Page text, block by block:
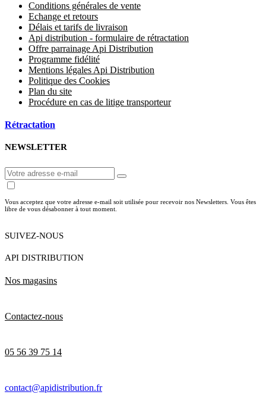
Conditions générales de vente
Echange et retours
Délais et tarifs de livraison
Api distribution - formulaire de rétractation
Offre parrainage Api Distribution
Programme fidélité
Mentions légales Api Distribution
Politique des Cookies
Plan du site
Procédure en cas de litige transporteur
Rétractation
NEWSLETTER
Vous acceptez que votre adresse e-mail soit utilisée pour recevoir nos Newsletters. Vous êtes
libre de vous désabonner à tout moment.
SUIVEZ-NOUS
API DISTRIBUTION
Nos magasins
Contactez-nous
05 56 39 75 14
contact@apidistribution.fr